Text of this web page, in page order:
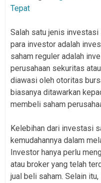
Tepat
Salah satu jenis
para investor adalah
saham reguler adalah
perusahaan sekuritas
diawasi oleh otoritas
biasanya ditawarkan
membeli saham
Kelebihan dari investasi
kemudahannya dalam
Investor hanya perlu
atau broker yang telah
jual beli saham. Selain